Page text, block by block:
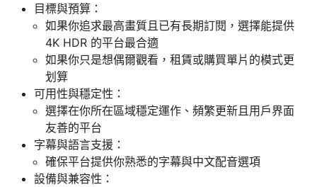
目標與預算：
如果你追求最高畫質且已有長期訂閱，選擇能提供
4K HDR 的平台最合適
如果你只是想偶爾觀看，租賃或購買單片的模式更
划算
可用性與穩定性：
選擇在你所在區域穩定運作、頻繁更新且用戶界面
友善的平台
字幕與語言支援：
確保平台提供你熟悉的字幕與中文配音選項
設備與兼容性：